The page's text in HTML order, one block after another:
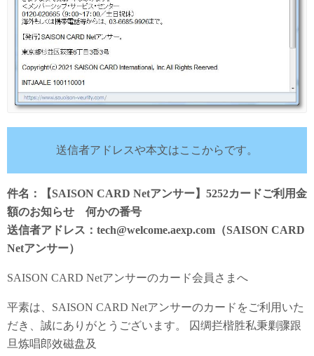
送信者アドレスや本文はここからです。
件名：【SAISON CARD Netアンサー】5252カードご利用金
額のお知らせ 何かの番号
送信者アドレス：tech@welcome.aexp.com（SAISON CARD
Netアンサー）
SAISON CARD Netアンサーのカード会員さまへ
平素は、SAISON CARD Netアンサーのカードをご利用いた
だき、誠にありがとうございます。 囚绸拦楷胜私秉剿骤跟
旦炼唱郎效磁盘及